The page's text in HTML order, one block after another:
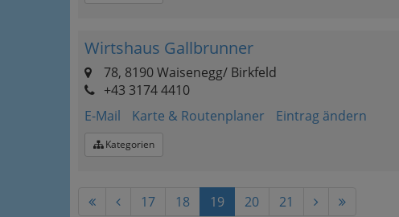
Wirtshaus Gallbrunner
78, 8190 Waisenegg/ Birkfeld
+43 3174 4410
E-Mail
Karte & Routenplaner Eintrag ändern
Kategorien
17 18 19 20 21